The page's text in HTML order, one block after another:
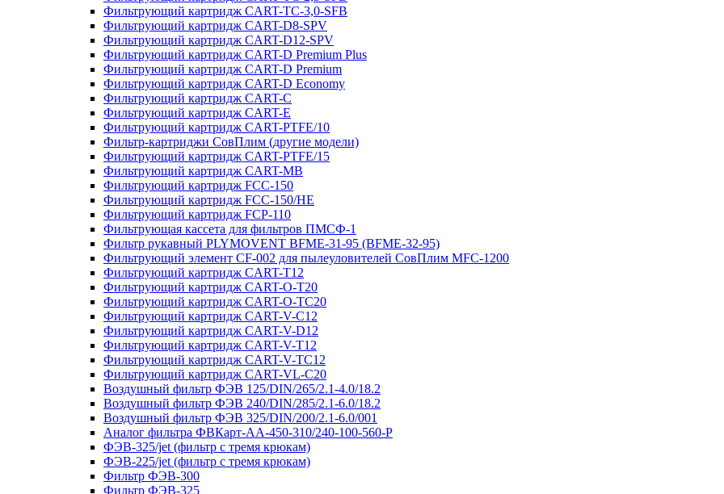
Фильтрующий картридж CART-TC-3,0-SFB
Фильтрующий картридж CART-D8-SPV
Фильтрующий картридж CART-D12-SPV
Фильтрующий картридж CART-D Premium Plus
Фильтрующий картридж CART-D Premium
Фильтрующий картридж CART-D Economy
Фильтрующий картридж CART-C
Фильтрующий картридж CART-E
Фильтрующий картридж CART-PTFE/10
Фильтр-картриджи СовПлим (другие модели)
Фильтрующий картридж CART-PTFE/15
Фильтрующий картридж CART-MB
Фильтрующий картридж FCC-150
Фильтрующий картридж FCC-150/HE
Фильтрующий картридж FCP-110
Фильтрующая кассета для фильтров ПМСФ-1
Фильтр рукавный PLYMOVENT BFME-31-95 (BFME-32-95)
Фильтрующий элемент CF-002 для пылеуловителей СовПлим MFC-1200
Фильтрующий картридж CART-T12
Фильтрующий картридж CART-O-T20
Фильтрующий картридж CART-O-TC20
Фильтрующий картридж CART-V-C12
Фильтрующий картридж CART-V-D12
Фильтрующий картридж CART-V-T12
Фильтрующий картридж CART-V-TC12
Фильтрующий картридж CART-VL-C20
Воздушный фильтр ФЭВ 125/DIN/265/2.1-4.0/18.2
Воздушный фильтр ФЭВ 240/DIN/285/2.1-6.0/18.2
Воздушный фильтр ФЭВ 325/DIN/200/2.1-6.0/001
Аналог фильтра ФВКарт-АА-450-310/240-100-560-P
ФЭВ-325/jet (фильтр с тремя крюкам)
ФЭВ-225/jet (фильтр с тремя крюкам)
Фильтр ФЭВ-300
Фильтр ФЭВ-325